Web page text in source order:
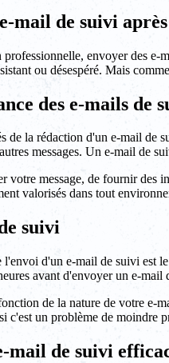
mail de suivi après
envoyer des e-
ou désespéré. Mais
des e-mails de
de la rédaction d'un e-mail de
messages. Un e-mail de
votre message, de fournir
valorisés dans tout
suivi
l'envoi d'un e-mail de suivi est
avant d'envoyer un e-
de la nature de votre e-
c'est un problème de moindre
mail de suivi